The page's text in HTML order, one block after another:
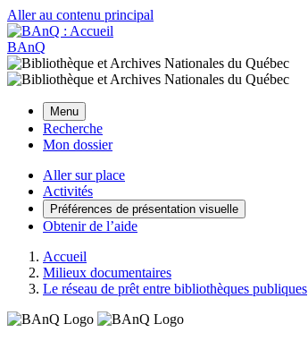
Aller au contenu principal
BAnQ
Menu
Recherche
Mon dossier
Aller sur place
Activités
Préférences de présentation visuelle
Obtenir de l’aide
Accueil
Milieux documentaires
Le réseau de prêt entre bibliothèques publiques